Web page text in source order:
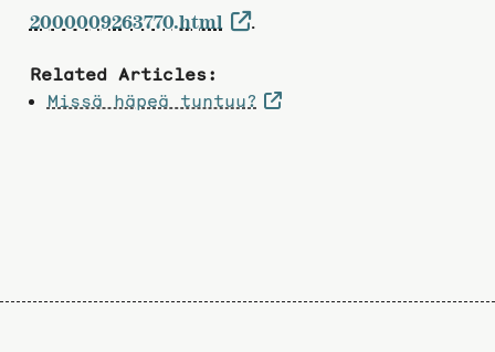
2000009263770.html
.
Related Articles:
Missä häpeä tuntuu?